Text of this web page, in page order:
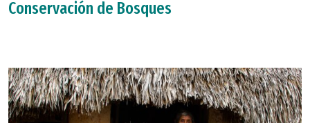
Conservación de Bosques